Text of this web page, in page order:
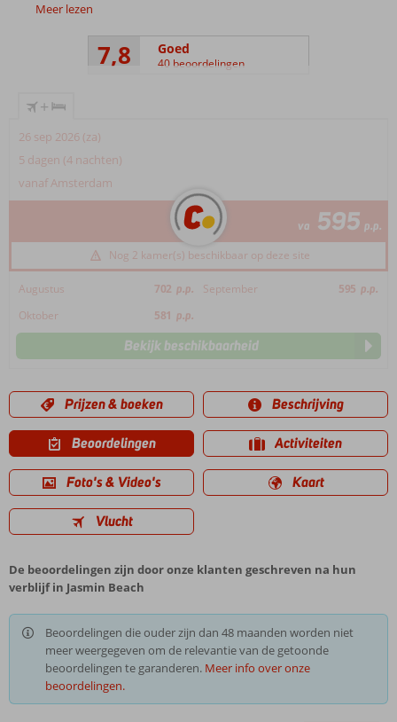
Meer lezen
7,8 Goed
40 beoordelingen
+
26 sep 2026 (za)
5 dagen (4 nachten)
vanaf Amsterdam
va 595 p.p.
Nog 2 kamer(s) beschikbaar op deze site
Augustus 702 p.p. September 595 p.p.
Oktober
581 p.p.
Bekijk beschikbaarheid
Prijzen & boeken Beschrijving
Beoordelingen Activiteiten
Foto's & Video's Kaart
Vlucht
De beoordelingen zijn door onze klanten geschreven na hun
verblijf in Jasmin Beach
Beoordelingen die ouder zijn dan 48 maanden worden niet
meer weergegeven om de relevantie van de getoonde
beoordelingen te garanderen. Meer info over onze
beoordelingen.